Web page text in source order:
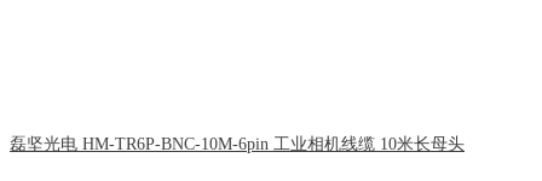
磊坚光电 HM-TR6P-BNC-10M-6pin 工业相机线缆 10米长母头